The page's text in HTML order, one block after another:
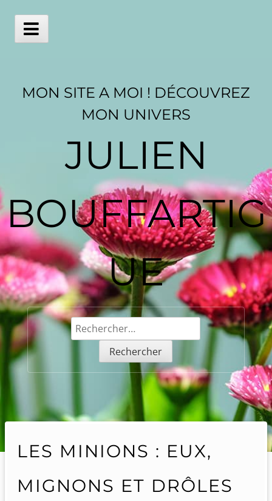
contentMain
MON SITE A MOI ! DÉCOUVREZ
MON UNIVERS
JULIEN
BOUFFARTIG
UE
Rechercher :
LES MINIONS : EUX,
MIGNONS ET DRÔLES